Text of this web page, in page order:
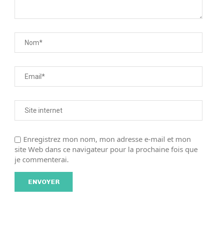
Enregistrez mon nom, mon adresse e-mail et mon
site Web dans ce navigateur pour la prochaine fois que
je commenterai.